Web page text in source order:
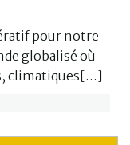
pour notre
globalisé où
climatiques[…]